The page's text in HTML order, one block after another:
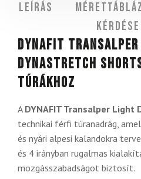
Leírás
Kérdése
DYNAFIT
Dynastretch
túrákhoz
A DYNAFIT Transalper Light
technikai férfi túranadrág,
és nyári alpesi kalandokra
és 4 irányban rugalmas
mozgásszabadságot biztosít.